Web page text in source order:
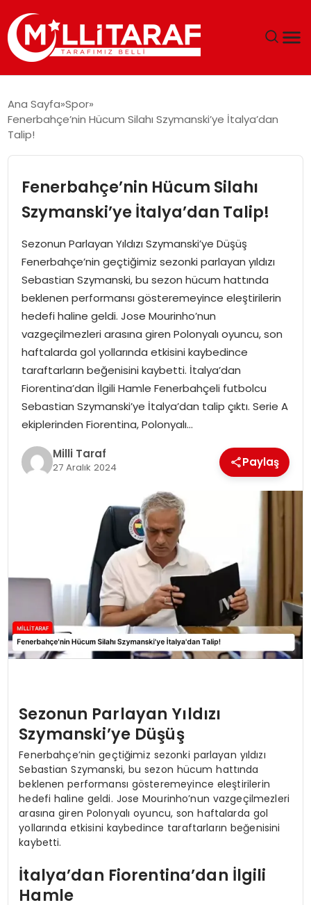
ÖZEL SAYFALAR
SIYASET
MAGAZIN
Ana Sayfa Spor
Fenerbahçe’nin Hücum Silahı Szymanski’ye İtalya’dan
Talip!
Fenerbahçe’nin Hücum Silahı
Szymanski’ye İtalya’dan Talip!
Sezonun Parlayan Yıldızı Szymanski’ye Düşüş
Fenerbahçe’nin geçtiğimiz sezonki parlayan yıldızı
Sebastian Szymanski, bu sezon hücum hattında
beklenen performansı gösteremeyince eleştirilerin
hedefi haline geldi. Jose Mourinho’nun
vazgeçilmezleri arasına giren Polonyalı oyuncu, son
haftalarda gol yollarında etkisini kaybedince
taraftarların beğenisini kaybetti. İtalya’dan
Fiorentina’dan İlgili Hamle Fenerbahçeli futbolcu
Sebastian Szymanski’ye İtalya’dan talip çıktı. Serie A
ekiplerinden Fiorentina, Polonyalı…
Milli Taraf
27 Aralık 2024 Paylaş
Sezonun Parlayan Yıldızı
Szymanski’ye Düşüş
Fenerbahçe’nin geçtiğimiz sezonki parlayan yıldızı
Sebastian Szymanski, bu sezon hücum hattında
beklenen performansı gösteremeyince eleştirilerin
hedefi haline geldi. Jose Mourinho’nun vazgeçilmezleri
arasına giren Polonyalı oyuncu, son haftalarda gol
yollarında etkisini kaybedince taraftarların beğenisini
kaybetti.
İtalya’dan Fiorentina’dan İlgili
Hamle